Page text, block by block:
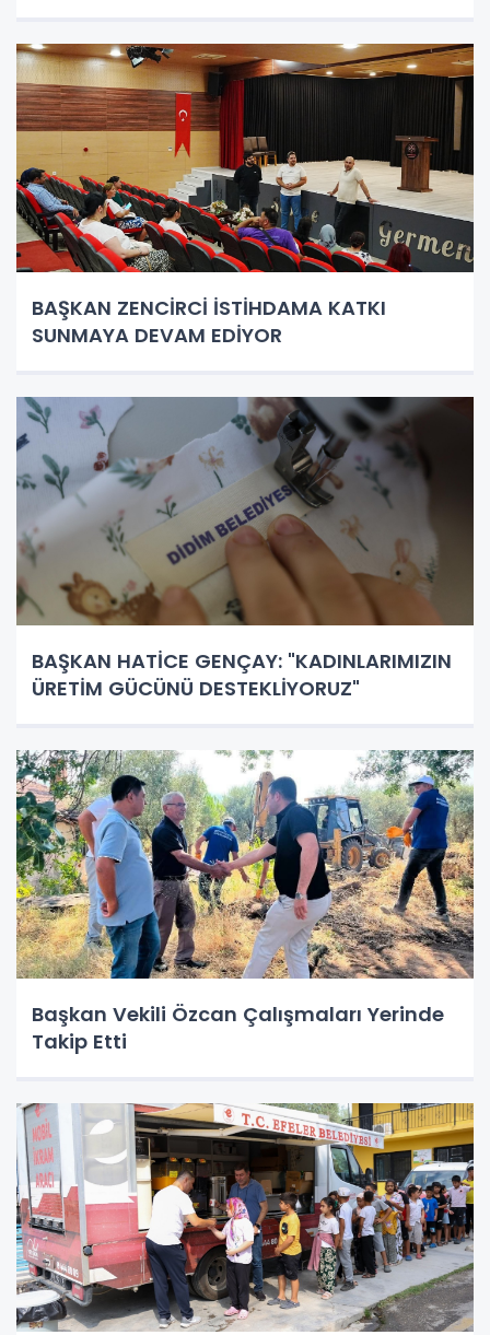
BAŞKAN ZENCİRCİ İSTİHDAMA KATKI
SUNMAYA DEVAM EDİYOR
BAŞKAN HATİCE GENÇAY: "KADINLARIMIZIN
ÜRETİM GÜCÜNÜ DESTEKLİYORUZ"
Başkan Vekili Özcan Çalışmaları Yerinde
Takip Etti